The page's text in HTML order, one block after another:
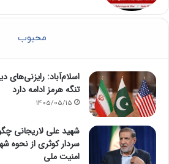
محبوب
اسلام‌آباد: رایزنی‌های
تنگه هرمز ادامه دارد
1405/05/15
شهید علی لاریجانی
سردار کوثری از نحوه
امنیت ملی